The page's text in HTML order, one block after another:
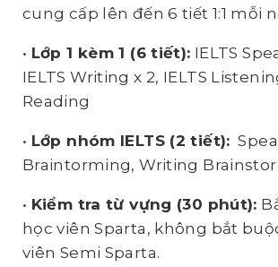
cung cấp lên đến 6 tiết 1:1 mỗi
• Lớp 1 kèm 1 (6 tiết): IELTS
IELTS Writing x 2, IELTS
Reading
• Lớp nhóm IELTS (2 tiết):
Braintorming, Writing
• Kiểm tra từ vựng (30 phút):
học viên Sparta, không bắt
viên Semi Sparta.